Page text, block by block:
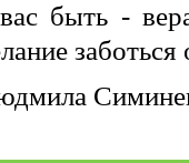
быть -
заботься